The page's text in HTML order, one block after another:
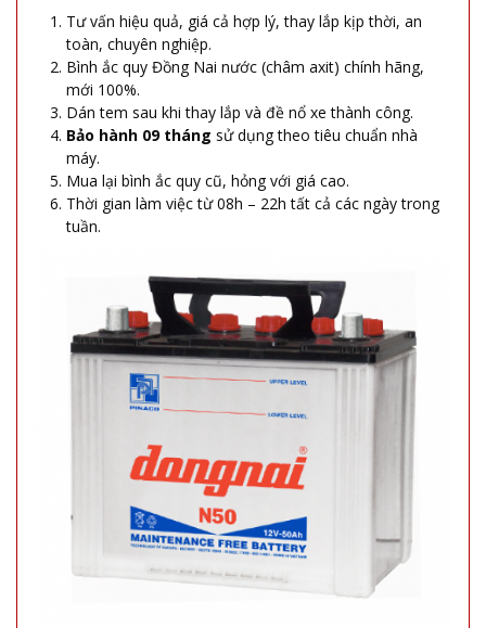
Tư vấn hiệu quả, giá cả hợp lý, thay lắp kịp thời, an
toàn, chuyên nghiệp.
Bình ắc quy Đồng Nai nước (châm axit) chính hãng,
mới 100%.
Dán tem sau khi thay lắp và đề nổ xe thành công.
Bảo hành 09 tháng sử dụng theo tiêu chuẩn nhà
máy.
Mua lại bình ắc quy cũ, hỏng với giá cao.
Thời gian làm việc từ 08h – 22h tất cả các ngày trong
tuần.